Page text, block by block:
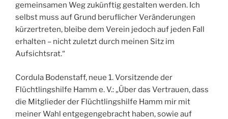
gemeinsamen Weg zukünftig gestalten werden. Ich
selbst muss auf Grund beruflicher Veränderungen
kürzertreten, bleibe dem Verein jedoch auf jeden Fall
erhalten – nicht zuletzt durch meinen Sitz im
Aufsichtsrat.“
Cordula Bodenstaff, neue 1. Vorsitzende der
Flüchtlingshilfe Hamm e. V.: „Über das Vertrauen, dass
die Mitglieder der Flüchtlingshilfe Hamm mir mit
meiner Wahl entgegengebracht haben, sowie auf